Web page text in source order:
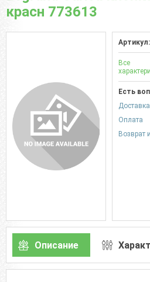
красн 773613
Артикул:
Все
Есть
Доставка
Оплата
Возврат
Описание